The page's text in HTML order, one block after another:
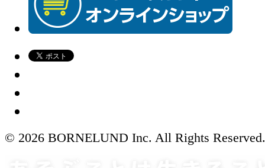
© 2026 BORNELUND Inc. All Rights Reserved.